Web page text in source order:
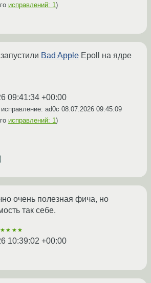
исправлений: 1)
Bad Apple Epoll на ядре
09:41:34 +00:00
ad0c 08.07.2026 09:45:09
исправлений: 1)
очень полезная фича, но
так себе.
10:39:02 +00:00